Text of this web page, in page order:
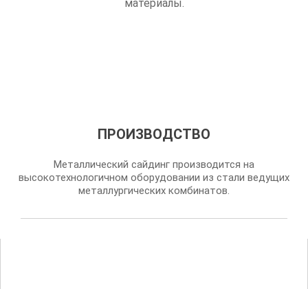
материалы.
ПРОИЗВОДСТВО
Металлический сайдинг производится на
высокотехнологичном оборудовании из стали ведущих
металлургических комбинатов.